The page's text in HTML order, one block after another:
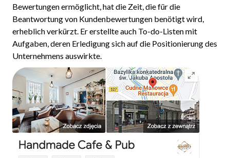
Bewertungen ermöglicht, hat die Zeit, die für die
Beantwortung von Kundenbewertungen benötigt wird,
erheblich verkürzt. Er erstellte auch To-do-Listen mit
Aufgaben, deren Erledigung sich auf die Positionierung des
Unternehmens auswirkte.